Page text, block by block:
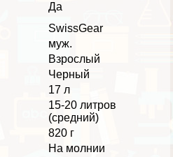
Да
SwissGear
муж.
Взрослый
Черный
17 л
15-20 литров
(средний)
820 г
На молнии